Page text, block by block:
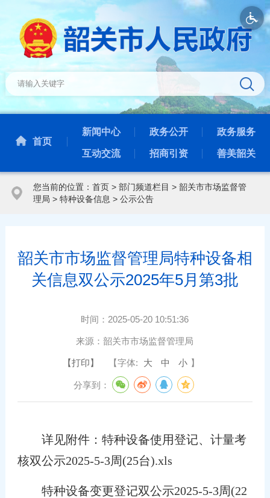
首页
新闻中心 政务公开 政务服务
互动交流 招商引资 善美韶关
您当前的位置： 首页> 部门频道栏目 > 韶关市市场监督管
理局 > 特种设备信息 > 公示公告
韶关市市场监督管理局特种设备相
关信息双公示2025年5月第3批
时间： 2025-05-20 10:51:36
来源：韶关市市场监督管理局
【打印】 【字体: 大 中 小 】
分享到：
详见附件： 特种设备使用登记、计量考
核双公示2025-5-3周(25台).xls
特种设备变更登记双公示2025-5-3周(22